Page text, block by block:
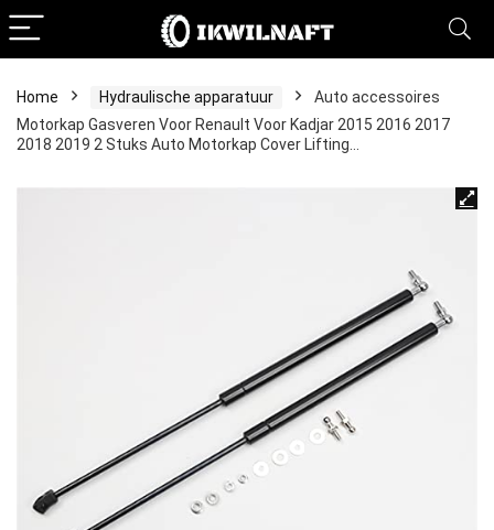
Home Hydraulische apparatuur
Auto accessoires
Motorkap Gasveren Voor Renault Voor Kadjar 2015 2016 2017
2018 2019 2 Stuks Auto Motorkap Cover Lifting…